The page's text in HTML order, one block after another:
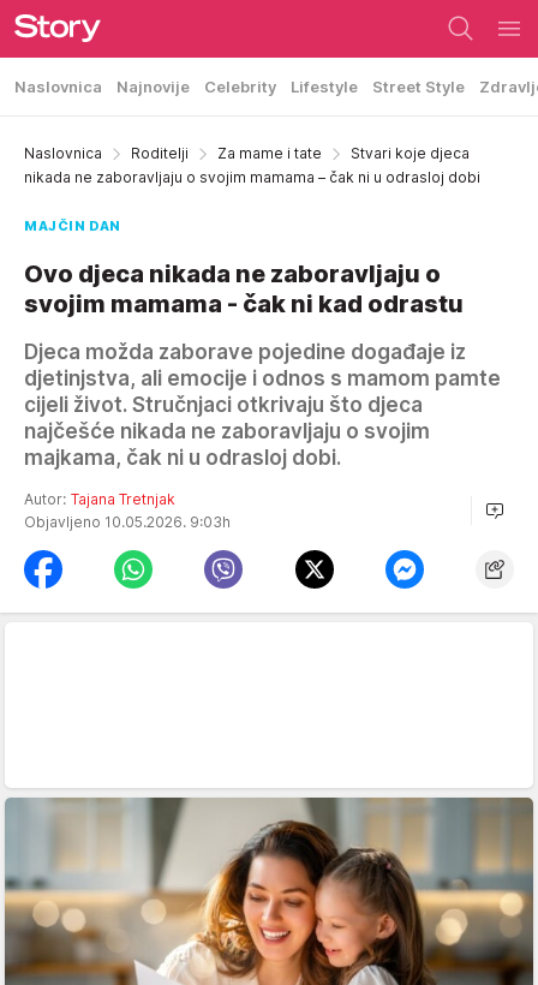
Naslovnica Najnovije Celebrity Lifestyle Street Style
Naslovnica Roditelji Za mame i tate
Stvari koje djeca
nikada ne zaboravljaju o svojim mamama – čak ni u odrasloj dobi
MAJČIN DAN
Ovo djeca nikada ne zaboravljaju o
svojim mamama - čak ni kad odrastu
Djeca možda zaborave pojedine događaje iz
djetinjstva, ali emocije i odnos s mamom pamte
cijeli život. Stručnjaci otkrivaju što djeca
najčešće nikada ne zaboravljaju o svojim
majkama, čak ni u odrasloj dobi.
Autor: Tajana Tretnjak
Objavljeno 10.05.2026. 9:03h